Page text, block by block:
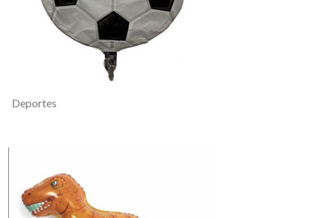
Deportes